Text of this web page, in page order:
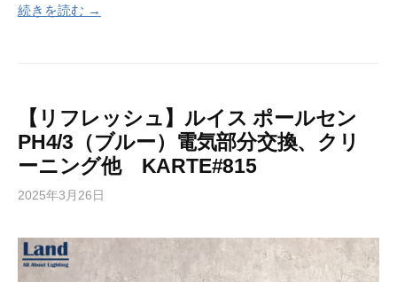
続きを読む →
【リフレッシュ】ルイス ポールセン
PH4/3（ブルー）電気部分交換、クリ
ーニング他 KARTE#815
2025年3月26日